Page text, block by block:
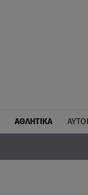
ΑΘΛΗΤΙΚΑ